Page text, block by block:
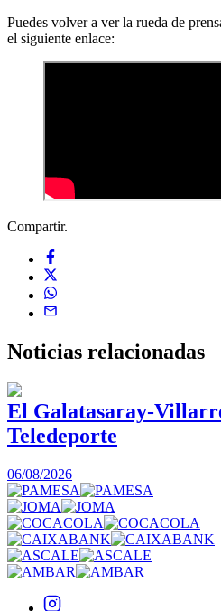
Puedes volver a ver la rueda de
el siguiente enlace:
Compartir.
Noticias relacionadas
El Galatasaray-
Teledeporte
06/08/2026